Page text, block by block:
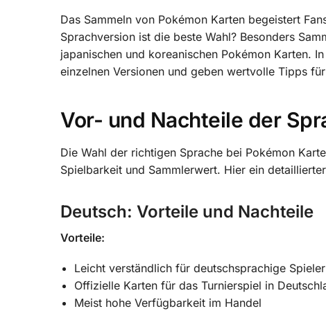
Das Sammeln von Pokémon Karten begeistert
Sprachversion ist die beste Wahl? Besonders
japanischen und koreanischen Pokémon Karten.
einzelnen Versionen und geben wertvolle Tipps
Vor- und Nachteile der
Die Wahl der richtigen Sprache bei Pokémon
Spielbarkeit und Sammlerwert. Hier ein
Deutsch: Vorteile und Nachteile
Vorteile:
Leicht verständlich für deutschsprachige Spieler
Offizielle Karten für das Turnierspiel in
Meist hohe Verfügbarkeit im Handel